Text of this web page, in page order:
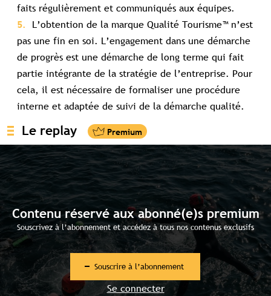
faits régulièrement et communiqués aux équipes.
L’obtention de la marque Qualité Tourisme™ n’est
pas une fin en soi. L’engagement dans une démarche
de progrès est une démarche de long terme qui fait
partie intégrante de la stratégie de l’entreprise. Pour
cela, il est nécessaire de formaliser une procédure
interne et adaptée de suivi de la démarche qualité.
Le replay
Contenu réservé aux abonné(e)s premium
Souscrivez à l’abonnement et accédez à tous nos contenus exclusifs
Souscrire à l’abonnement
Se connecter